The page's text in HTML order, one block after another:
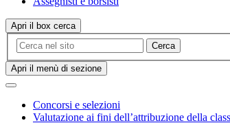
Apri il box cerca
Cerca
Apri il menù di sezione
Concorsi e selezioni
Valutazione ai fini dell’attribuzione della